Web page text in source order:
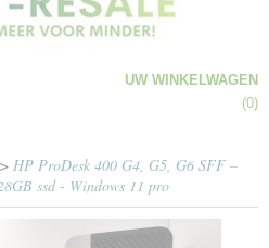
UW WINKELWAGEN
(0)
> HP ProDesk 400 G4, G5, G6 SFF –
ssd - Windows 11 pro